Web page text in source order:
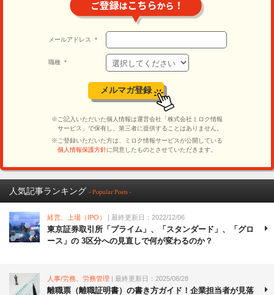
人気記事ランキング - Popular Posts -
経営、上場（IPO） | 最終更新日：2022/12/06
東京証券取引所「プライム」、「スタンダード」、「グロ
ース」の 3区分への見直しで何が変わるのか？
人事/労務、労務管理 | 最終更新日：2025/08/28
離職票（離職証明書）の書き方ガイド！企業担当者が見落